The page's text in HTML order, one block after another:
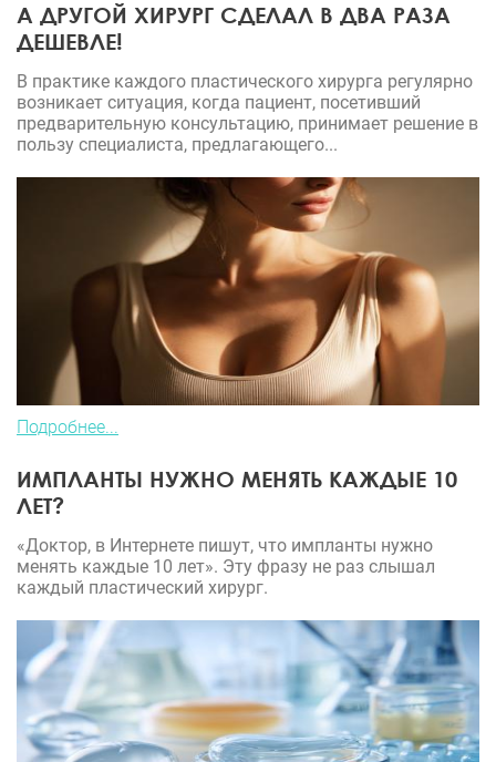
А ДРУГОЙ ХИРУРГ СДЕЛАЛ В ДВА РАЗА
ДЕШЕВЛЕ!
В практике каждого пластического хирурга регулярно
возникает ситуация, когда пациент, посетивший
предварительную консультацию, принимает решение в
пользу специалиста, предлагающего...
Подробнее...
ИМПЛАНТЫ НУЖНО МЕНЯТЬ КАЖДЫЕ 10
ЛЕТ?
«Доктор, в Интернете пишут, что импланты нужно
менять каждые 10 лет». Эту фразу не раз слышал
каждый пластический хирург.